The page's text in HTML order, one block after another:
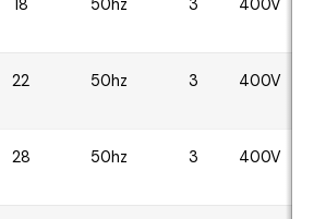
18 50hz 3 400V
22 50hz 3 400V
28 50hz 3 400V